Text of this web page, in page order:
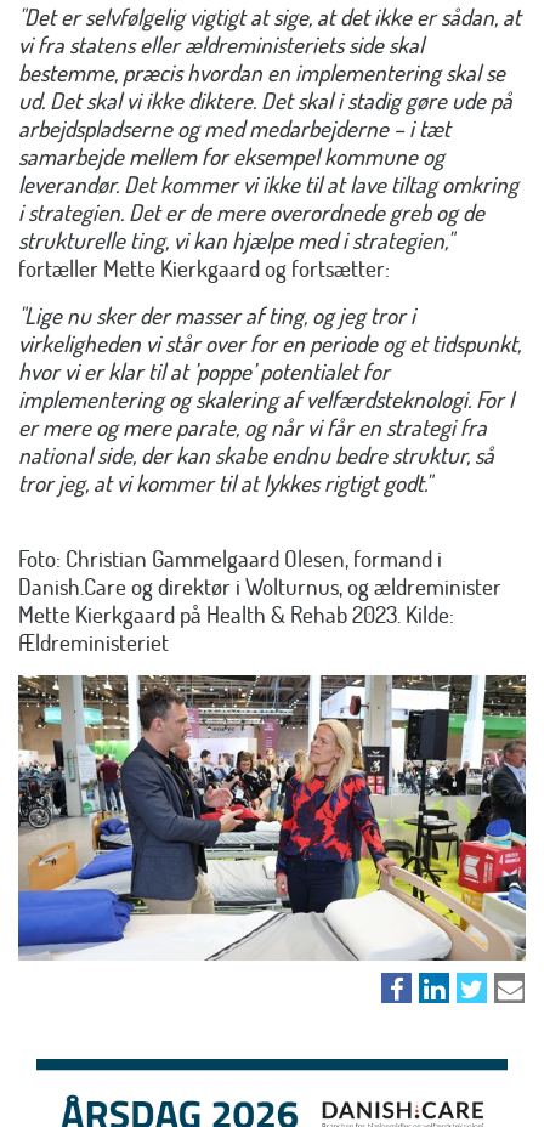
"Det er selvfølgelig vigtigt at sige, at det ikke er sådan, at
vi fra statens eller ældreministeriets side skal
bestemme, præcis hvordan en implementering skal se
ud. Det skal vi ikke diktere. Det skal i stadig gøre ude på
arbejdspladserne og med medarbejderne – i tæt
samarbejde mellem for eksempel kommune og
leverandør. Det kommer vi ikke til at lave tiltag omkring
i strategien. Det er de mere overordnede greb og de
strukturelle ting, vi kan hjælpe med i strategien,"
fortæller Mette Kierkgaard og fortsætter:
"Lige nu sker der masser af ting, og jeg tror i
virkeligheden vi står over for en periode og et tidspunkt,
hvor vi er klar til at ’poppe’ potentialet for
implementering og skalering af velfærdsteknologi. For I
er mere og mere parate, og når vi får en strategi fra
national side, der kan skabe endnu bedre struktur, så
tror jeg, at vi kommer til at lykkes rigtigt godt."
Foto: Christian Gammelgaard Olesen, formand i
Danish.Care og direktør i Wolturnus, og ældreminister
Mette Kierkgaard på Health & Rehab 2023. Kilde:
Ældreministeriet